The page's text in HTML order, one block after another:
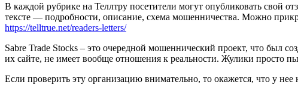
В каждой рубрике на Теллтру посетители могут опубликовать свой
тексте — подробности, описание, схема мошенничества. Можно
https://telltrue.net/readers-letters/
Sabre Trade Stocks – это очередной мошеннический проект, что был
их сайте, не имеет вообще отношения к реальности. Жулики просто
Если проверить эту организацию внимательно, то окажется, что у